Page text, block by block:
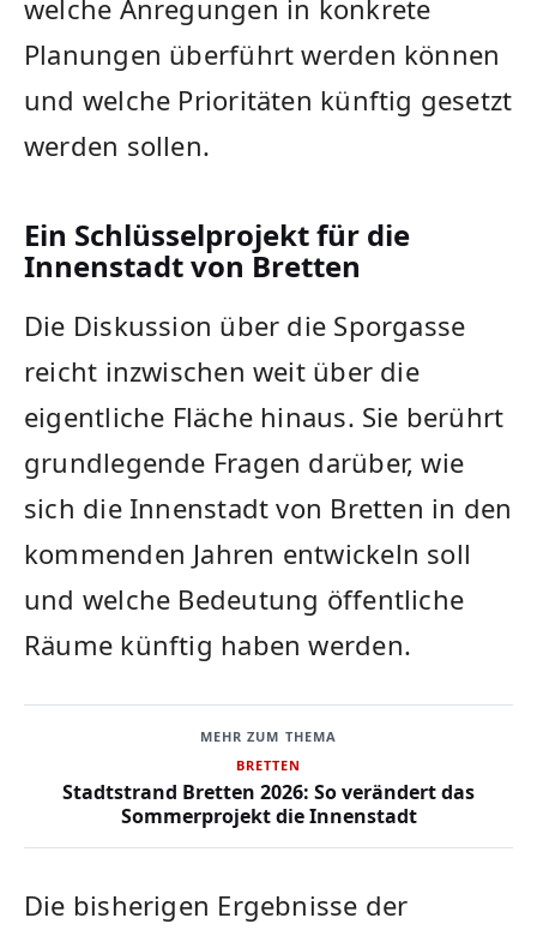
welche Anregungen in konkrete
Planungen überführt werden können
und welche Prioritäten künftig gesetzt
werden sollen.
Ein Schlüsselprojekt für die
Innenstadt von Bretten
Die Diskussion über die Sporgasse
reicht inzwischen weit über die
eigentliche Fläche hinaus. Sie berührt
grundlegende Fragen darüber, wie
sich die Innenstadt von Bretten in den
kommenden Jahren entwickeln soll
und welche Bedeutung öffentliche
Räume künftig haben werden.
MEHR ZUM THEMA
BRETTEN
Stadtstrand Bretten 2026: So verändert das
Sommerprojekt die Innenstadt
Die bisherigen Ergebnisse der